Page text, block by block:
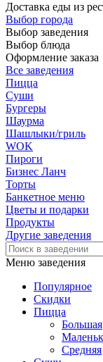
Доставка еды из
Выбор города
Выбор заведения
Выбор блюда
Оформление заказа
Все заведения
Пицца
Суши
Бургеры
Шаурма
Шашлыки/гриль
WOK
Пироги
Бизнес Ланч
Торты
Банкетное меню
Цветы и подарки
Продукты
Другие заведения
Меню заведения
Популярное
Скидки
Пицца
Большая
Средняя